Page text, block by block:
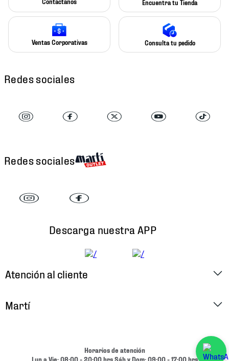
Encuentra tu Tienda
Ventas Corporativas Consulta tu pedido
Redes sociales
Redes sociales
Descarga nuestra APP
Atención al cliente
Cambios y Devoluciones
Martí
Horarios de atención
Lun a Vie: 08:00 - 20:00 hrs Sáb y Dom: 09:00 - 17:00 hrs